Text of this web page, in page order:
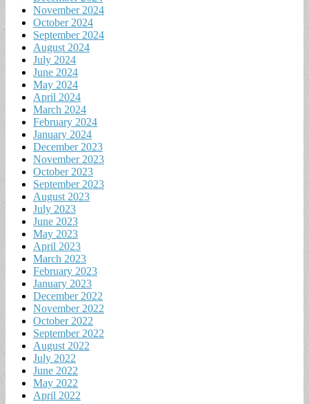
November 2024
October 2024
September 2024
August 2024
July 2024
June 2024
May 2024
April 2024
March 2024
February 2024
January 2024
December 2023
November 2023
October 2023
September 2023
August 2023
July 2023
June 2023
May 2023
April 2023
March 2023
February 2023
January 2023
December 2022
November 2022
October 2022
September 2022
August 2022
July 2022
June 2022
May 2022
April 2022